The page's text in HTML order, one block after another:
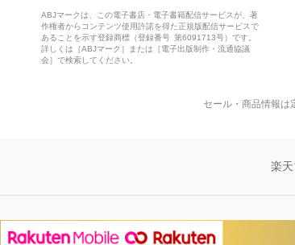
ABJマークは、この電子書店・電子書籍配信サービスが、著
作権者からコンテンツ使用許諾を得た正規版配信サービスで
あることを示す登録商標（登録番号 第6091713号）です。
詳しくは［ABJマーク］または［電子出版制作・流通協議
会］で検索してください。
セール・商品情報は
楽